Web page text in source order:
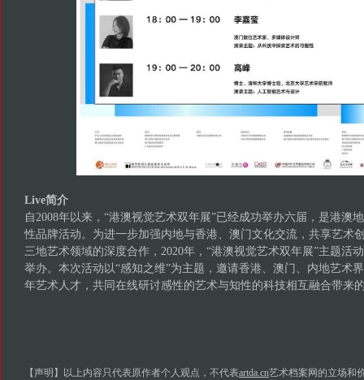
Live简介
自2008年以来，“港澳视觉艺术双年展”已经成功举办六届，是港澳
性品牌活动。为进一步加强内地与香港、澳门文化交流，共享艺术
三地艺术领域的深度合作，2020年，“港澳视觉艺术双年展”主题活
举办。本次活动以“感知之维”为主题，邀请香港、澳门、内地艺术
年艺术人才，共同在线研讨感性的艺术与知性的科技相互融合带来
【声明】以上内容只代表原作者个人观点，不代表artda.cn艺术档案网的立场和